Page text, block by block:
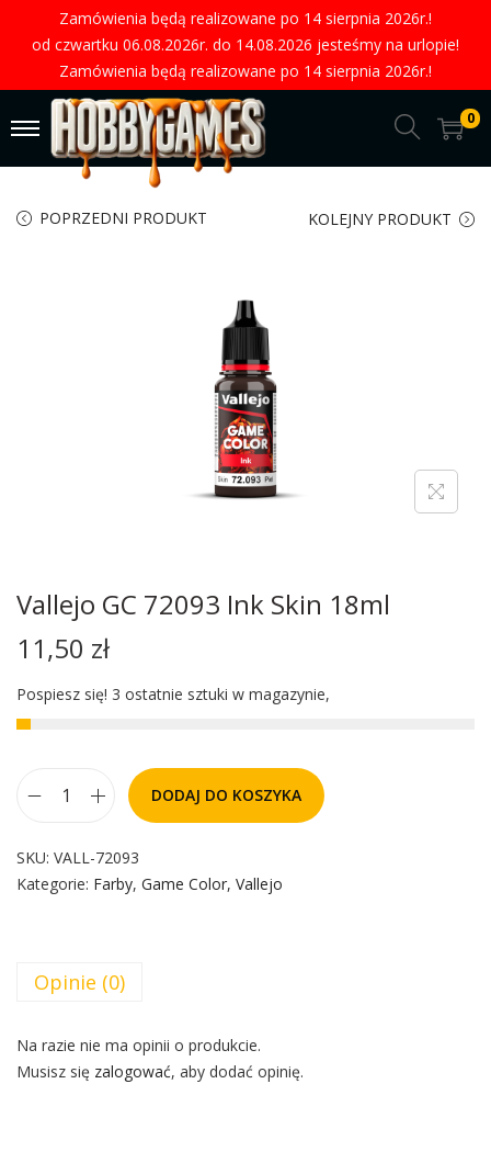
Zamówienia będą realizowane po 14 sierpnia 2026r.!
od czwartku 06.08.2026r. do 14.08.2026 jesteśmy na urlopie!
Zamówienia będą realizowane po 14 sierpnia 2026r.!
0
POPRZEDNI PRODUKT KOLEJNY PRODUKT
Vallejo GC 72093 Ink Skin 18ml
11,50 zł
Pospiesz się! 3 ostatnie sztuki w magazynie,
DODAJ DO KOSZYKA
SKU: VALL-72093
Kategorie: Farby, Game Color, Vallejo
Opinie (0)
Na razie nie ma opinii o produkcie.
Musisz się zalogować, aby dodać opinię.